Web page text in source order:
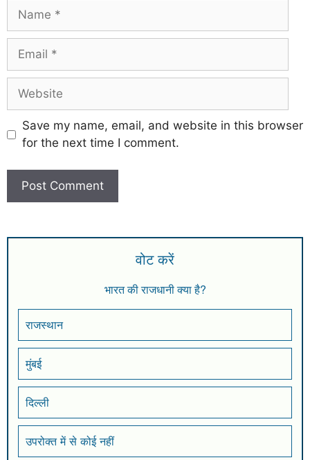
Save my name, email, and website in this browser
for the next time I comment.
वोट करें
भारत की राजधानी क्या है?
राजस्थान
मुंबई
दिल्ली
उपरोक्त में से कोई नहीं